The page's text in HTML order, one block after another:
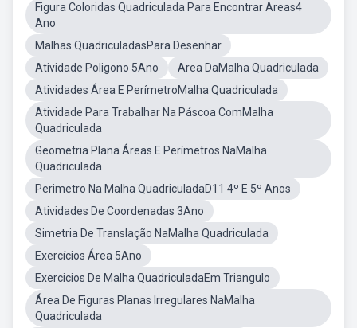
Figura Coloridas Quadriculada Para Encontrar Areas4
Ano
Malhas QuadriculadasPara Desenhar
Atividade Poligono 5Ano
Area DaMalha Quadriculada
Atividades Área E PerímetroMalha Quadriculada
Atividade Para Trabalhar Na Páscoa ComMalha
Quadriculada
Geometria Plana Áreas E Perímetros NaMalha
Quadriculada
Perimetro Na Malha QuadriculadaD11 4º E 5º Anos
Atividades De Coordenadas 3Ano
Simetria De Translação NaMalha Quadriculada
Exercícios Área 5Ano
Exercicios De Malha QuadriculadaEm Triangulo
Área De Figuras Planas Irregulares NaMalha
Quadriculada